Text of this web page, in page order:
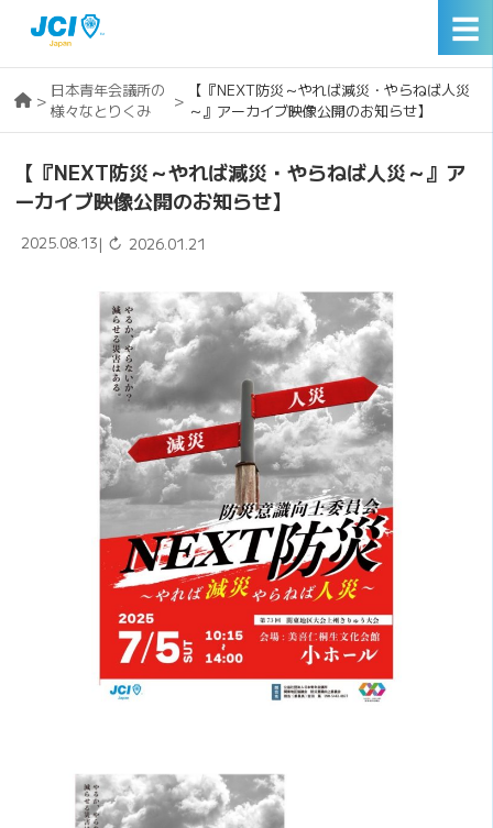
☰
> 日本青年会議所の
様々なとりくみ
>
【『NEXT防災～やれば減災・やらねば人災
～』アーカイブ映像公開のお知らせ】
【『NEXT防災～やれば減災・やらねば人災～』ア
ーカイブ映像公開のお知らせ】
2025.08.13| ↻ 2026.01.21